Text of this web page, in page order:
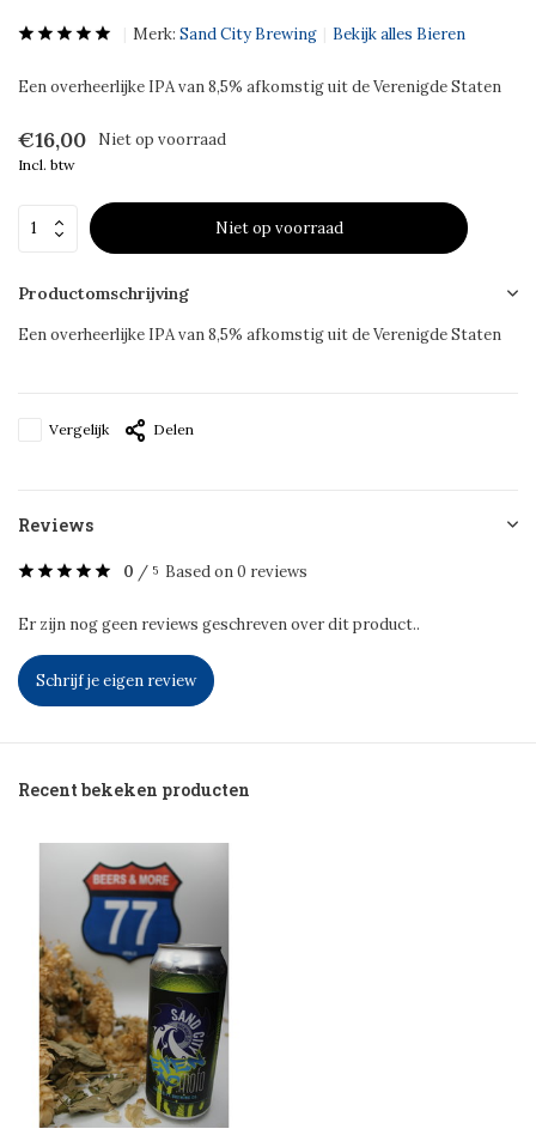
Merk: Sand City Brewing Bekijk alles Bieren
Een overheerlijke IPA van 8,5% afkomstig uit de Verenigde Staten
€16,00 Niet op voorraad
Incl. btw
Niet op voorraad
Productomschrijving
Een overheerlijke IPA van 8,5% afkomstig uit de Verenigde Staten
Vergelijk Delen
Reviews
0 / 5 Based on 0 reviews
Er zijn nog geen reviews geschreven over dit product..
Schrijf je eigen review
Recent bekeken producten